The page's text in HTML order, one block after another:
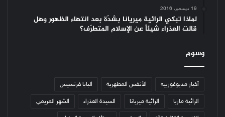
19 ديسمبر، 2016
لماذا تبكي الرائية ميريانا بشدّة بعد انتهاء الظهور وهل
قالت العذراء شيئاً عن الإسلام المتطرّف؟
وسوم
أخبار مديوغورييه الأنفس المطهرية البابا فرنسيس
الرائية ماريا الرائية ميريانا السيدة العذراء الشهر المريمي